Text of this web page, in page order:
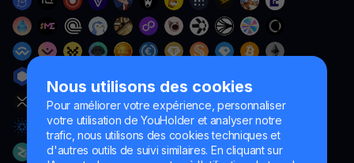
Nous utilisons des cookies
Pour améliorer votre expérience, personnaliser
votre utilisation de YouHolder et analyser notre
trafic, nous utilisons des cookies techniques et
d'autres outils de suivi similaires. En cliquant sur